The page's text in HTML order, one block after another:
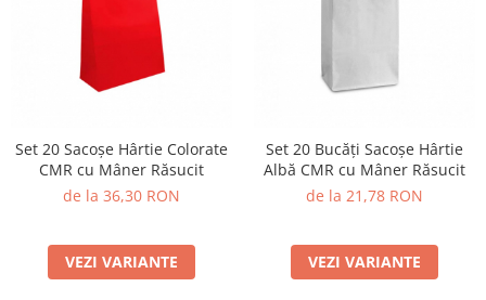
Set 20 Sacoșe Hârtie Colorate
CMR cu Mâner Răsucit
de la 36,30 RON
VEZI VARIANTE
Set 20 Bucăți Sacoșe Hârtie
Albă CMR cu Mâner Răsucit
de la 21,78 RON
VEZI VARIANTE